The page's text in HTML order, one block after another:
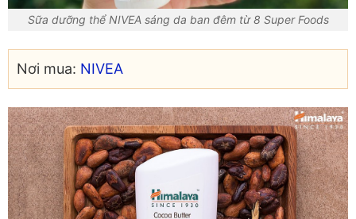
Sữa dưỡng thể NIVEA sáng da ban đêm từ 8 Super Foods
Nơi mua: NIVEA